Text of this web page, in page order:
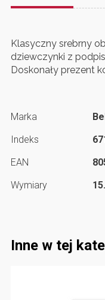
Klasyczny srebrny
dziewczynki z
Doskonały prezent
Marka
Indeks
EAN
Wymiary
Inne w tej